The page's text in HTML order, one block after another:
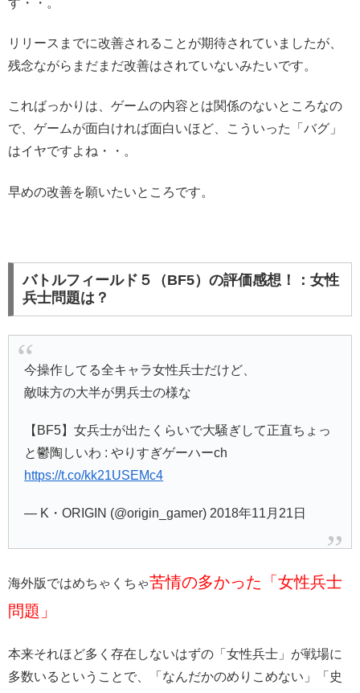
リリースまでに改善されることが期待されていましたが、
残念ながらまだまだ改善はされていないみたいです。
こればっかりは、ゲームの内容とは関係のないところなの
で、ゲームが面白ければ面白いほど、こういった「バグ」
はイヤですよね・・。
早めの改善を願いたいところです。
バトルフィールド５（BF5）の評価感想！：女性
兵士問題は？
今操作してる全キャラ女性兵士だけど、
敵味方の大半が男兵士の様な
【BF5】女兵士が出たくらいで大騒ぎして正直ちょっ
と鬱陶しいわ : やりすぎゲーハーch
https://t.co/kk21USEMc4
— K・ORIGIN (@origin_gamer) 2018年11月21日
海外版ではめちゃくちゃ苦情の多かった「女性兵士
問題」
本来それほど多く存在しないはずの「女性兵士」が戦場に
多数いるということで、「なんだかのめりこめない」「史